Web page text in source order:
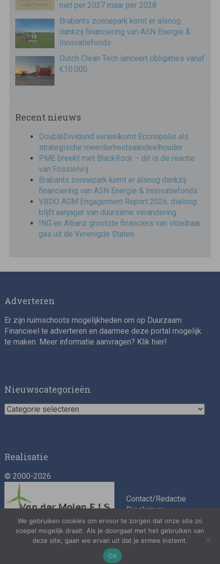
niet per 2027 maar per 2028
Brabants zonnepark komt er alsnog
dankzij financiering van ASN Energie &
Innovatiefonds
Dutch Clean Tech lanceert obligaties vanaf
€10.000
Recent nieuws
DoubleDividend verwelkomt Econopolis als
strategische meerderheidsaandeelhouder
PME breekt met BlackRock – dit is de reactie
van Fossielvrij
Brabants zonnepark komt er alsnog dankzij
financiering van ASN Energie & Innovatiefonds
VBDO AGM Engagement Report 2026: dialoog
blijft aanjager van duurzame verandering
ING en Allianz grootste financiers van vloeibaar
gas uit de Verenigde Staten
Adverteren
Er zijn ruimschoots mogelijkheden om op Duurzaam
Financieel te adverteren en daarmee deze portal mogelijk
te maken. Meer informatie aanvragen? Klik hier!
Nieuwscategorieën
Nieuwscategorieën
Realisatie
© 2000-2026
Contact/Redactie
Disclaimer
Algemene
voorwaarden
Privacybeleid
We gebruiken cookies om ervoor te zorgen dat onze site zo
soepel mogelijk draait. Als je doorgaat met het gebruiken van
deze site, gaan we ervan uit dat je ermee instemt.
Ok